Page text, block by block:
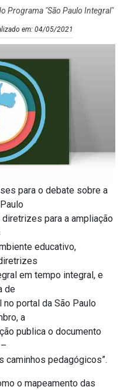
Programa "São Paulo Integral"
em: 04/05/2021
para o debate sobre a
para a ampliação
educativo,
em tempo integral, e
de
portal da São Paulo
a
publica o documento
caminhos pedagógicos”.
o mapeamento das